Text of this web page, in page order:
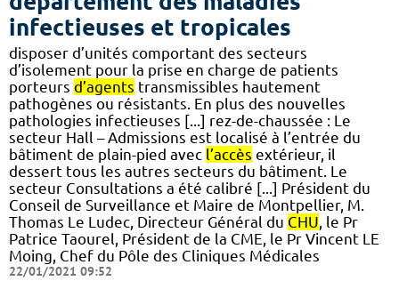
infectieuses et tropicales
disposer d’unités comportant des secteurs
d’isolement pour la prise en charge de patients
porteurs d’agents transmissibles hautement
pathogènes ou résistants. En plus des nouvelles
pathologies infectieuses [...] rez-de-chaussée : Le
secteur Hall – Admissions est localisé à l’entrée du
bâtiment de plain-pied avec l’accès extérieur, il
dessert tous les autres secteurs du bâtiment. Le
secteur Consultations a été calibré [...] Président du
Conseil de Surveillance et Maire de Montpellier, M.
Thomas Le Ludec, Directeur Général du CHU, le Pr
Patrice Taourel, Président de la CME, le Pr Vincent LE
Moing, Chef du Pôle des Cliniques Médicales
22/01/2021 09:52